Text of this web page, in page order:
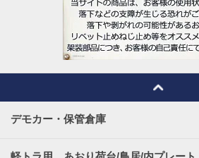
デモカー・保管倉庫